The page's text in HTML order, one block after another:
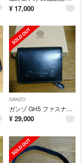
¥ 17,000
GANZO
ガンゾ GH5 ファスナー2つ折り財布
¥ 29,000